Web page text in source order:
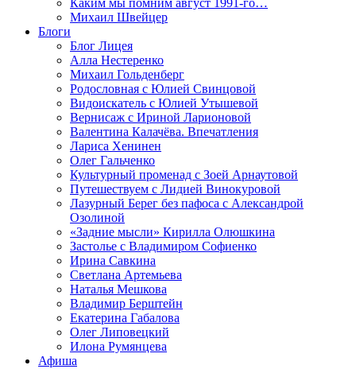
Каким мы помним август 1991-го…
Михаил Швейцер
Блоги
Блог Лицея
Алла Нестеренко
Михаил Гольденберг
Родословная с Юлией Свинцовой
Видоискатель с Юлией Утышевой
Вернисаж с Ириной Ларионовой
Валентина Калачёва. Впечатления
Лариса Хенинен
Олег Гальченко
Культурный променад с Зоей Арнаутовой
Путешествуем с Лидией Винокуровой
Лазурный Берег без пафоса с Александрой
Озолиной
«Задние мысли» Кирилла Олюшкина
Застолье с Владимиром Софиенко
Ирина Савкина
Светлана Артемьева
Наталья Мешкова
Владимир Берштейн
Екатерина Габалова
Олег Липовецкий
Илона Румянцева
Афиша